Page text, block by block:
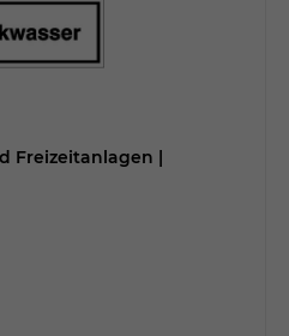
Freizeitanlagen |